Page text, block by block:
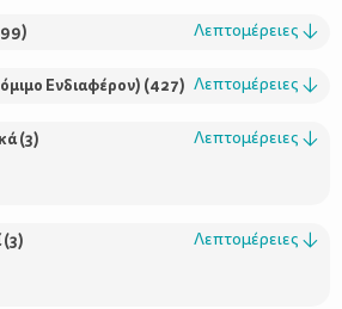
ο ρόλος του
του παιδιού;
) Λεπτομέρειες ↓
Ενδιαφέρον) (427) Λεπτομέρειες ↓
(3) Λεπτομέρειες ↓
(3) Λεπτομέρειες ↓